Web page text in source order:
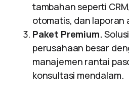
tambahan seperti
otomatis, dan laporan
Paket Premium.
perusahaan besar
manajemen rantai
konsultasi mendalam.